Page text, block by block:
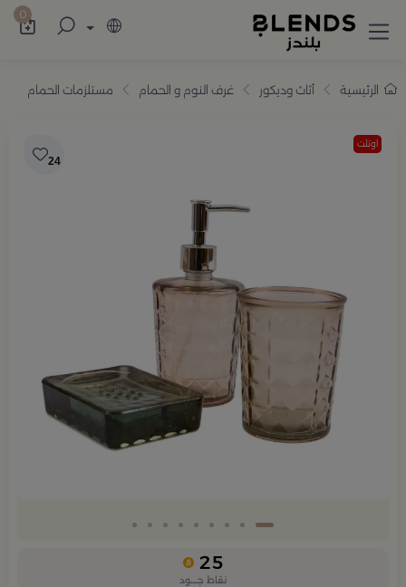
تسوّق من بلندز تشكيلة تضم ترامس القهوة 0
الرئيسية أثاث وديكور غرف النوم و الحمام مستلزمات الحمام
اوتلت
24
25
نقاط جــــود